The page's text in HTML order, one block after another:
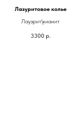
Лазуритовое колье
Лаузрит\кианит
3300 р.